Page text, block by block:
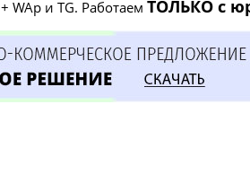
+ WAp и TG. Работаем ТОЛЬКО с